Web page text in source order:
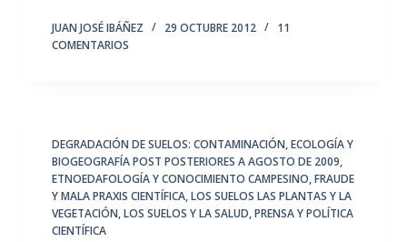
JUAN JOSÉ IBÁÑEZ 29 OCTUBRE 2012
11
COMENTARIOS
DEGRADACIÓN DE SUELOS: CONTAMINACIÓN,ECOLOGÍA Y
BIOGEOGRAFÍA POST POSTERIORES A AGOSTO DE 2009,
ETNOEDAFOLOGÍA Y CONOCIMIENTO CAMPESINO,FRAUDE
Y MALA PRAXIS CIENTÍFICA,LOS SUELOS LAS PLANTAS Y LA
VEGETACIÓN,LOS SUELOS Y LA SALUD,PRENSA Y POLÍTICA
CIENTÍFICA